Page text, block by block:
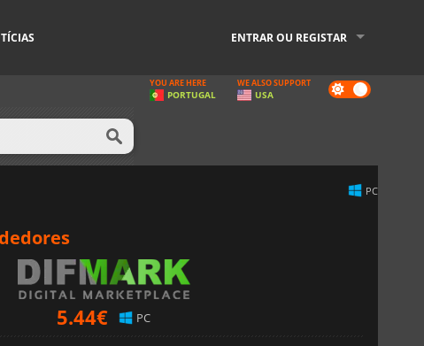
ENTRAR OU REGISTAR
Dark
mode
YOU ARE HERE
PORTUGAL
WE ALSO SUPPORT
USA
PC
5.44€ PC